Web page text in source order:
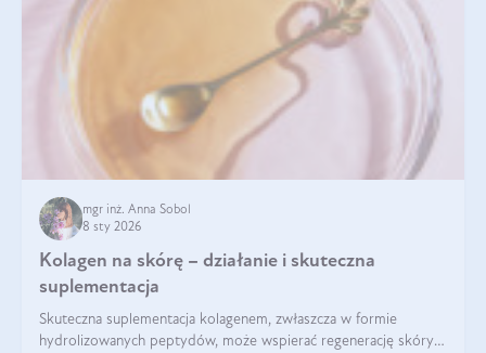
mgr inż. Anna Sobol
8 sty 2026
Kolagen na skórę – działanie i skuteczna
suplementacja
Skuteczna suplementacja kolagenem, zwłaszcza w formie
hydrolizowanych peptydów, może wspierać regenerację skóry i